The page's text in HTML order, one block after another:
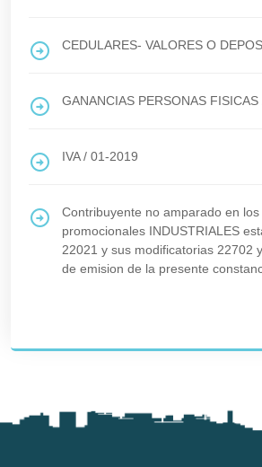
CEDULARES- VALORES O
GANANCIAS PERSONAS FISICAS
IVA/ 01-2019
Contribuyente no amparado en
promocionales INDUSTRIALES
22021 y sus modificatorias 22702
de emision de la presente